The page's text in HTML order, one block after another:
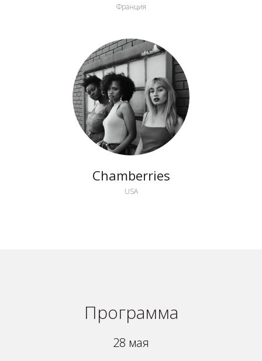
Франция
Chamberries
USA
Программа
28 мая